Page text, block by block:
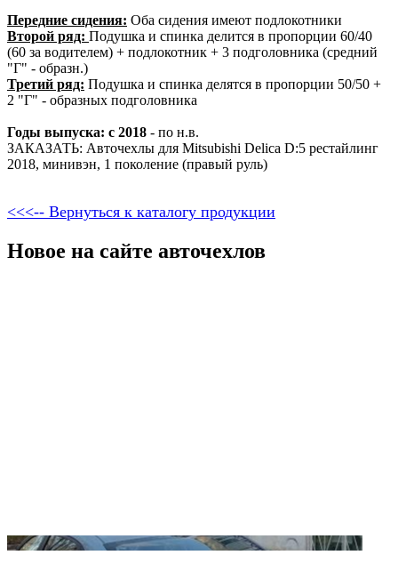
Передние сидения: Оба сидения имеют подлокотники
Второй ряд: Подушка и спинка делится в пропорции 60/40
(60 за водителем) + подлокотник + 3 подголовника (средний
"Г" - образн.)
Третий ряд: Подушка и спинка делятся в пропорции 50/50 +
2 "Г" - образных подголовника
Годы выпуска: с 2018 - по н.в.
ЗАКАЗАТЬ: Авточехлы для Mitsubishi Delica D:5 рестайлинг
2018, минивэн, 1 поколение (правый руль)
<<<-- Вернуться к каталогу продукции
Новое на сайте авточехлов